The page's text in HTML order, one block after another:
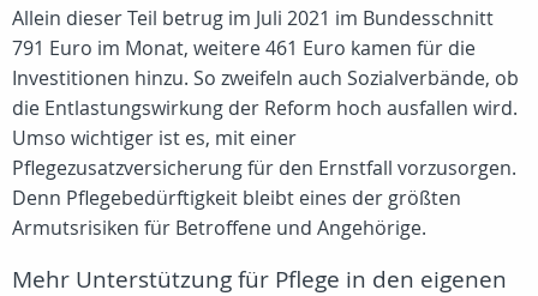
Allein dieser Teil betrug im Juli 2021 im Bundesschnitt
791 Euro im Monat, weitere 461 Euro kamen für die
Investitionen hinzu. So zweifeln auch Sozialverbände, ob
die Entlastungswirkung der Reform hoch ausfallen wird.
Umso wichtiger ist es, mit einer
Pflegezusatzversicherung für den Ernstfall vorzusorgen.
Denn Pflegebedürftigkeit bleibt eines der größten
Armutsrisiken für Betroffene und Angehörige.
Mehr Unterstützung für Pflege in den eigenen